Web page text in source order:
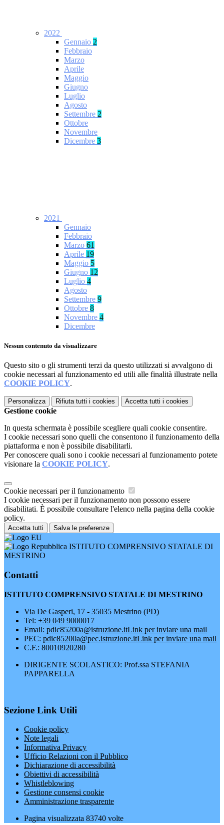
2022
Gennaio 2
Febbraio
Marzo
Aprile
Maggio
Giugno
Luglio
Agosto
Settembre 2
Ottobre
Novembre
Dicembre 3
2021
Gennaio
Febbraio
Marzo 61
Aprile 19
Maggio 5
Giugno 12
Luglio 4
Agosto
Settembre 9
Ottobre 8
Novembre 4
Dicembre
Nessun contenuto da visualizzare
Questo sito o gli strumenti terzi da questo utilizzati si avvalgono di
cookie necessari al funzionamento ed utili alle finalità illustrate nella
COOKIE POLICY.
Personalizza Rifiuta tutti i cookies Accetta tutti i cookies
Gestione cookie
In questa schermata è possibile scegliere quali cookie consentire.
I cookie necessari sono quelli che consentono il funzionamento della
piattaforma e non è possibile disabilitarli.
Per conoscere quali sono i cookie necessari al funzionamento potete
visionare la COOKIE POLICY.
Cookie necessari per il funzionamento
I cookie necessari per il funzionamento non possono essere
disabilitati. È possibile consultare l'elenco nella pagina della cookie
policy.
Accetta tutti Salva le preferenze
ISTITUTO COMPRENSIVO STATALE DI
MESTRINO
Contatti
ISTITUTO COMPRENSIVO STATALE DI MESTRINO
Via De Gasperi, 17 - 35035 Mestrino (PD)
Tel: +39 049 9000017
Email: pdic85200a@istruzione.itLink per inviare una mail
PEC: pdic85200a@pec.istruzione.itLink per inviare una mail
C.F.: 80010920280
DIRIGENTE SCOLASTICO: Prof.ssa STEFANIA
PAPPARELLA
Sezione Link Utili
Cookie policy
Note legali
Informativa Privacy
Ufficio Relazioni con il Pubblico
Dichiarazione di accessibilità
Obiettivi di accessibilità
Whistleblowing
Gestione consensi cookie
Amministrazione trasparente
Pagina visualizzata 83740 volte